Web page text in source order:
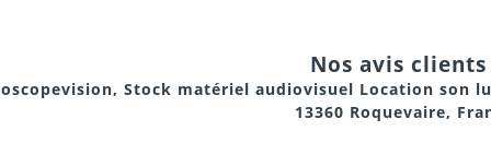
pour intégration dans une régie
Nos avis clients
Stock matériel audiovisuel Location son
13360 Roquevaire,